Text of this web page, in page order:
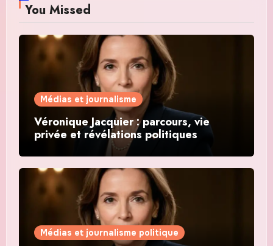
You Missed
Médias et journalisme
Véronique Jacquier : parcours, vie
privée et révélations politiques
Médias et journalisme politique